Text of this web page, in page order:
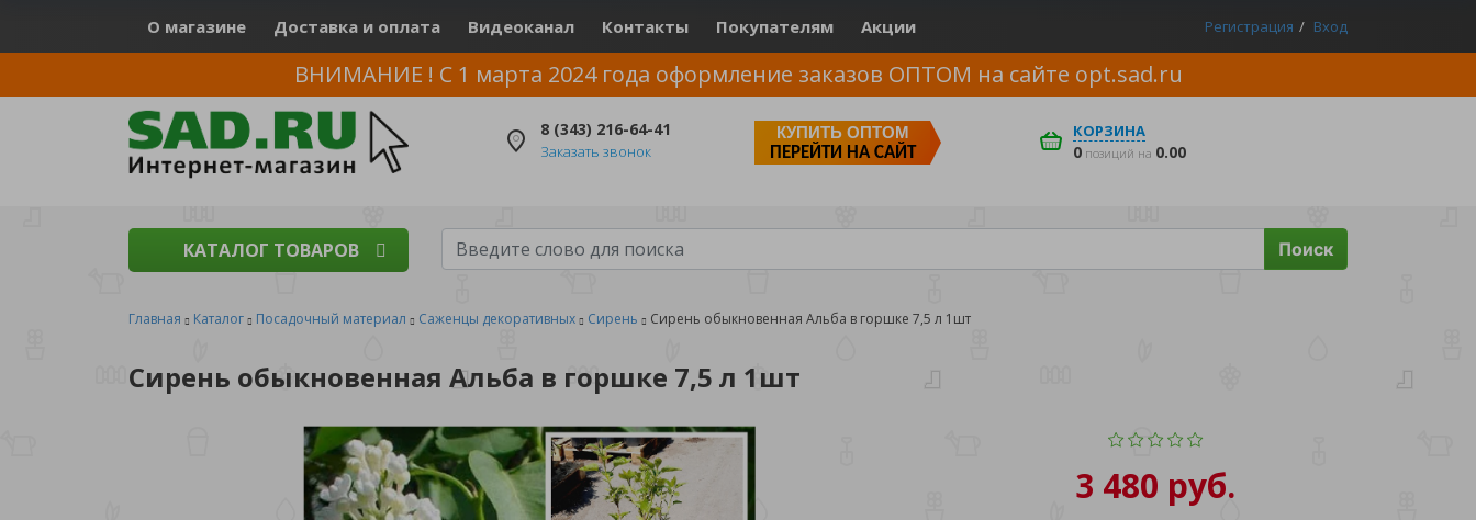
О магазине Доставка и оплата Видеоканал Контакты Покупателям Акции Регистрация Вход
ВНИМАНИЕ ! С 1 марта 2024 года оформление заказов ОПТОМ на сайте opt.sad.ru
8 (343) 216-64-41
Заказать звонок
КУПИТЬ ОПТОМ
ПЕРЕЙТИ НА САЙТ
КОРЗИНА
0 позиций на 0.00
КАТАЛОГ ТОВАРОВ Поиск
Главная Каталог Посадочный материал Саженцы декоративных Сирень Сирень обыкновенная Альба в горшке 7,5 л 1шт
Сирень обыкновенная Альба в горшке 7,5 л 1шт
3 480 руб.